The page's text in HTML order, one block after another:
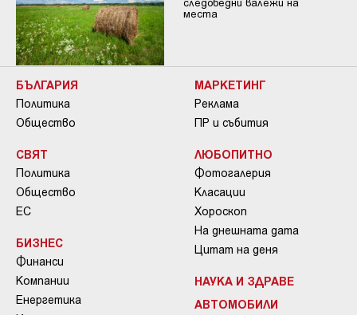
места
БЪЛГАРИЯ
Политика
Общество
СВЯТ
Политика
Общество
ЕС
БИЗНЕС
Финанси
Компании
Енергетика
МАРКЕТИНГ
Реклама
ПР и събития
ЛЮБОПИТНО
Фотогалерия
Класации
Хороскоп
На днешната дата
Цитат на деня
НАУКА И ЗДРАВЕ
АВТОМОБИЛИ